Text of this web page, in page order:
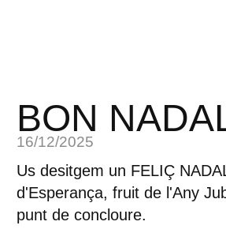
BON
16/12/2025
Us desitgem un FELIÇ
d'Esperança, fruit de l'Any
punt de concloure.